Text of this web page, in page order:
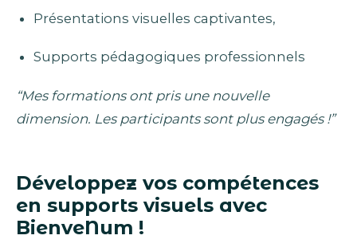
Présentations visuelles captivantes,
Supports pédagogiques professionnels
“Mes formations ont pris une nouvelle
dimension. Les participants sont plus engagés !”
Développez vos compétences
en supports visuels avec
BienveNum !